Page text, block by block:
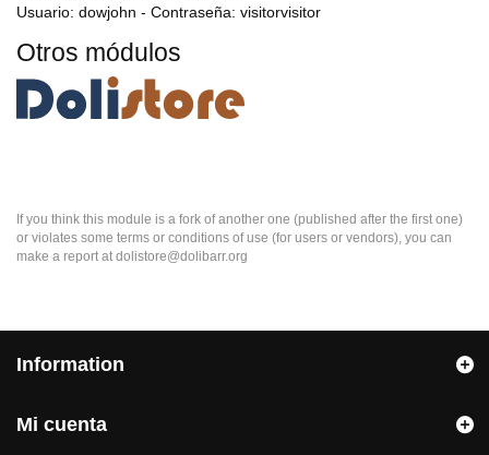
Usuario: dowjohn - Contraseña: visitorvisitor
Otros módulos
If you think this module is a fork of another one (published after the first one)
or violates some terms or conditions of use (for users or vendors), you can
make a report at dolistore@dolibarr.org
Information
Mi cuenta